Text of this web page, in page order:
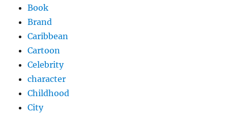
Book
Brand
Caribbean
Cartoon
Celebrity
character
Childhood
City